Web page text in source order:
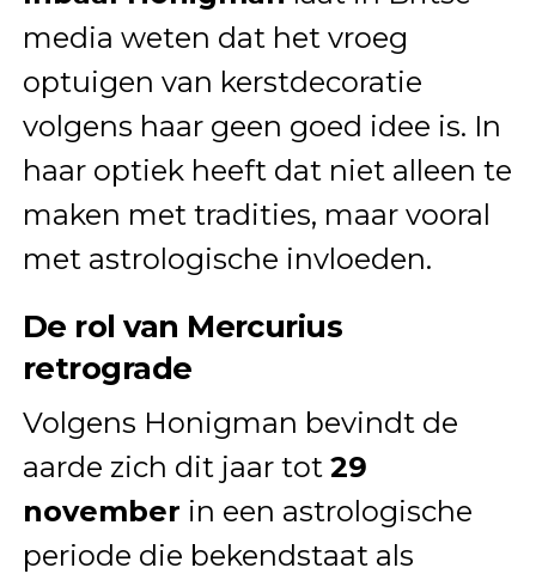
media weten dat het vroeg
optuigen van kerstdecoratie
volgens haar geen goed idee is. In
haar optiek heeft dat niet alleen te
maken met tradities, maar vooral
met astrologische invloeden.
De rol van Mercurius
retrograde
Volgens Honigman bevindt de
aarde zich dit jaar tot 29
november in een astrologische
periode die bekendstaat als